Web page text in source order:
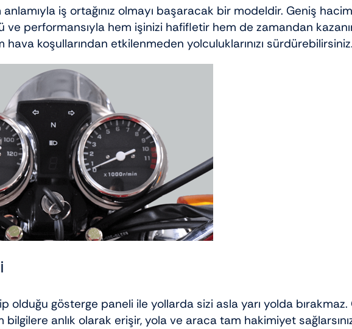
iş ortağınız olmayı başaracak bir modeldir. Geniş
ve performansıyla hem işinizi hafifletir hem de zamandan
koşullarından etkilenmeden yolculuklarınızı
olduğu gösterge paneli ile yollarda sizi asla yarı yolda
anlık olarak erişir, yola ve araca tam hakimiyet